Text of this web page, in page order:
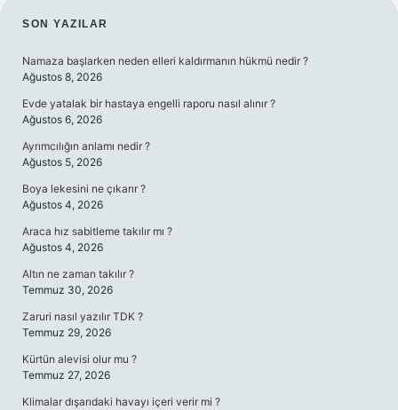
SIDEBAR
SON YAZILAR
Namaza başlarken neden elleri kaldırmanın hükmü nedir ?
Ağustos 8, 2026
Evde yatalak bir hastaya engelli raporu nasıl alınır ?
Ağustos 6, 2026
Ayrımcılığın anlamı nedir ?
Ağustos 5, 2026
Boya lekesini ne çıkarır ?
Ağustos 4, 2026
Araca hız sabitleme takılır mı ?
Ağustos 4, 2026
Altın ne zaman takılır ?
Temmuz 30, 2026
Zaruri nasıl yazılır TDK ?
Temmuz 29, 2026
Kürtün alevisi olur mu ?
Temmuz 27, 2026
Klimalar dışarıdaki havayı içeri verir mi ?